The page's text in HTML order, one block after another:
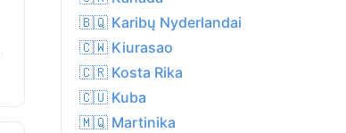
🇧🇶 Karibų Nyderlandai
🇨🇼 Kiurasao
🇨🇷 Kosta Rika
🇨🇺 Kuba
🇲🇶 Martinika